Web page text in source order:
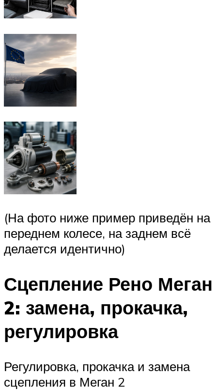
(На фото ниже пример приведён на
переднем колесе, на заднем всё
делается идентично)
Сцепление Рено Меган
2: замена, прокачка,
регулировка
Регулировка, прокачка и замена
сцепления в Меган 2